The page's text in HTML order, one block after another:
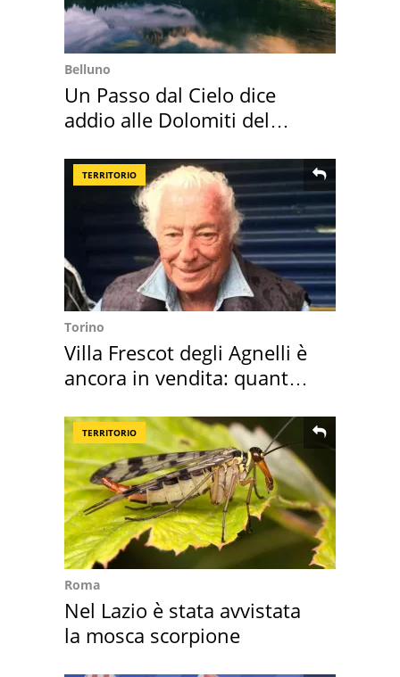
Belluno
Un Passo dal Cielo dice
addio alle Dolomiti del
TERRITORIO
Torino
Villa Frescot degli Agnelli è
ancora in vendita: quanto
TERRITORIO
Roma
Nel Lazio è stata avvistata
la mosca scorpione